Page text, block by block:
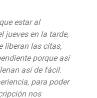
estar al
jueves en la tarde,
liberan las citas,
porque así
así de fácil.
para poder
nos